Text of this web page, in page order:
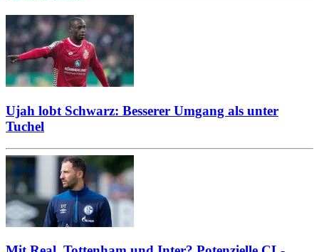
Ujah lobt Schwarz: Besserer Umgang als unter
Tuchel